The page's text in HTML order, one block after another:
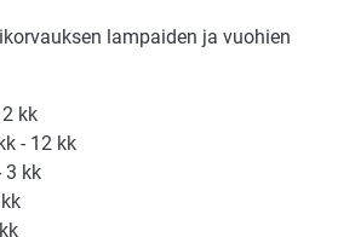
lampaiden ja vuohien
kk
- 12 kk
3 kk